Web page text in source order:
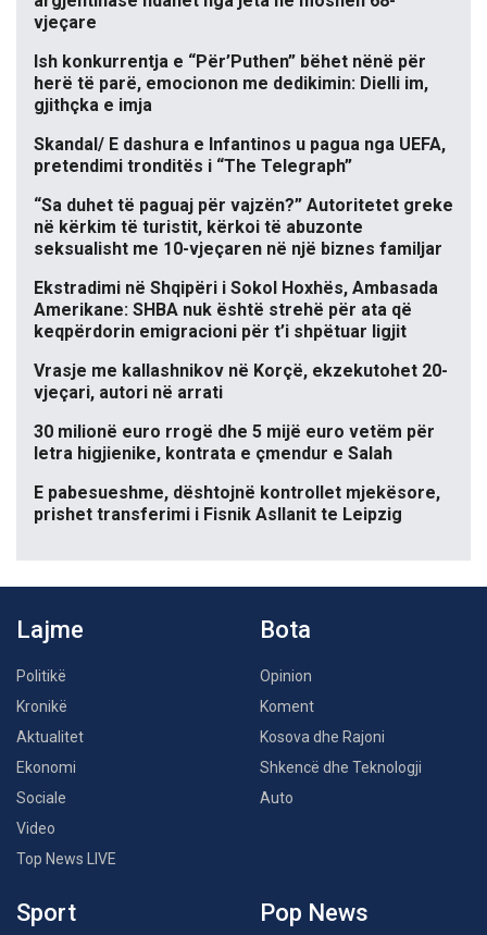
vjeçare
Ish konkurrentja e “Për’Puthen” bëhet nënë për
herë të parë, emocionon me dedikimin: Dielli im,
gjithçka e imja
Skandal/ E dashura e Infantinos u pagua nga UEFA,
pretendimi tronditës i “The Telegraph”
“Sa duhet të paguaj për vajzën?” Autoritetet greke
në kërkim të turistit, kërkoi të abuzonte
seksualisht me 10-vjeçaren në një biznes familjar
Ekstradimi në Shqipëri i Sokol Hoxhës, Ambasada
Amerikane: SHBA nuk është strehë për ata që
keqpërdorin emigracioni për t’i shpëtuar ligjit
Vrasje me kallashnikov në Korçë, ekzekutohet 20-
vjeçari, autori në arrati
30 milionë euro rrogë dhe 5 mijë euro vetëm për
letra higjienike, kontrata e çmendur e Salah
E pabesueshme, dështojnë kontrollet mjekësore,
prishet transferimi i Fisnik Asllanit te Leipzig
Lajme
Politikë
Kronikë
Aktualitet
Ekonomi
Sociale
Video
Top News LIVE
Bota
Opinion
Koment
Kosova dhe Rajoni
Shkencë dhe Teknologji
Auto
Sport Pop News